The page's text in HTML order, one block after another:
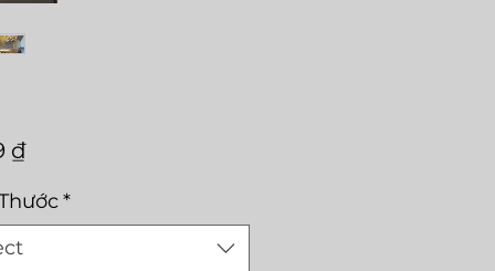
₫Price
*